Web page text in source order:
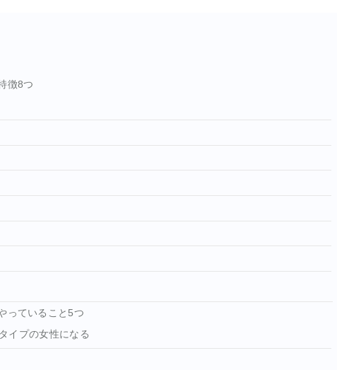
徴8つ
っていること5つ
イプの女性になる